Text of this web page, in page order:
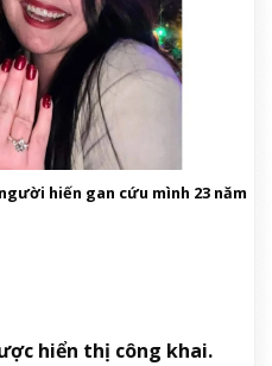
hiến gan cứu mình 23 năm
hiển thị công khai.